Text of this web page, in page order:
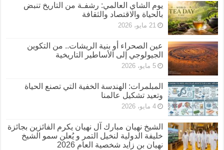
يوم الشاي العالمي: رشفـة من التاريخ تنبض
بالحياة والاقتصاد والثقافة
21 مايو، 2026
عين الصحراء أو بنية الريشات.. من التكوين
الجيولوجي إلى الأساطير التاريخية
5 مايو، 2026
المبلمرات: الهندسة الخفية التي تصنع الحياة
وتعيد تشكيل عالمنا
4 مايو، 2026
الشيخ نهيان مبارك آل نهيان يكرم الفائزين بجائزة
خليفة الدولية لنخيل التمر و يُعلن سمو الشيخ
نهيان بن زايد شخصية العام 2026